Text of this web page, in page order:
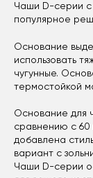
Чаши D-серии
популярное
Основание
использовать
чугунные.
термостойкой
Основание для
сравнению с 60
добавлена
вариант с
Чаши D-серии